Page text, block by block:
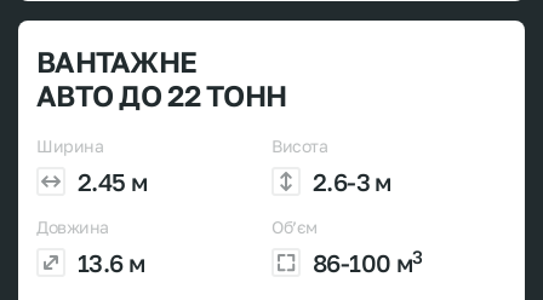
ВАНТАЖНЕ
АВТО ДО 22 ТОНН
Ширина
2.45 м
Висота
2.6-3 м
Довжина
13.6 м
Об’єм
86-100 м3